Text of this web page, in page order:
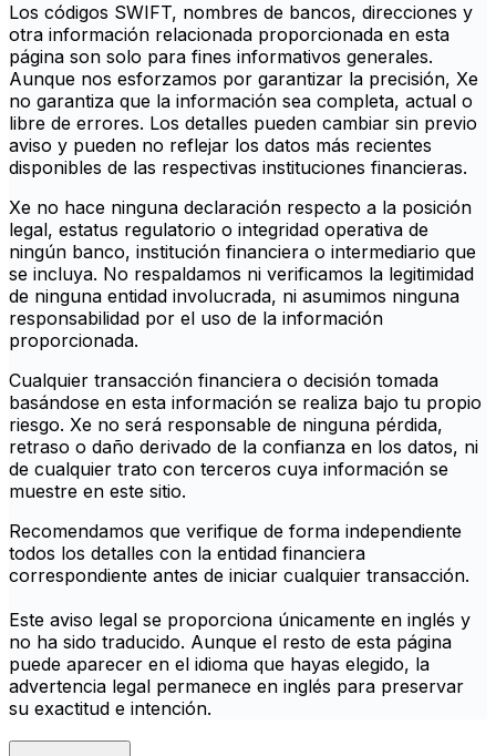
Los códigos SWIFT, nombres de bancos, direcciones y
otra información relacionada proporcionada en esta
página son solo para fines informativos generales.
Aunque nos esforzamos por garantizar la precisión, Xe
no garantiza que la información sea completa, actual o
libre de errores. Los detalles pueden cambiar sin previo
aviso y pueden no reflejar los datos más recientes
disponibles de las respectivas instituciones financieras.
Xe no hace ninguna declaración respecto a la posición
legal, estatus regulatorio o integridad operativa de
ningún banco, institución financiera o intermediario que
se incluya. No respaldamos ni verificamos la legitimidad
de ninguna entidad involucrada, ni asumimos ninguna
responsabilidad por el uso de la información
proporcionada.
Cualquier transacción financiera o decisión tomada
basándose en esta información se realiza bajo tu propio
riesgo. Xe no será responsable de ninguna pérdida,
retraso o daño derivado de la confianza en los datos, ni
de cualquier trato con terceros cuya información se
muestre en este sitio.
Recomendamos que verifique de forma independiente
todos los detalles con la entidad financiera
correspondiente antes de iniciar cualquier transacción.
Este aviso legal se proporciona únicamente en inglés y
no ha sido traducido. Aunque el resto de esta página
puede aparecer en el idioma que hayas elegido, la
advertencia legal permanece en inglés para preservar
su exactitud e intención.